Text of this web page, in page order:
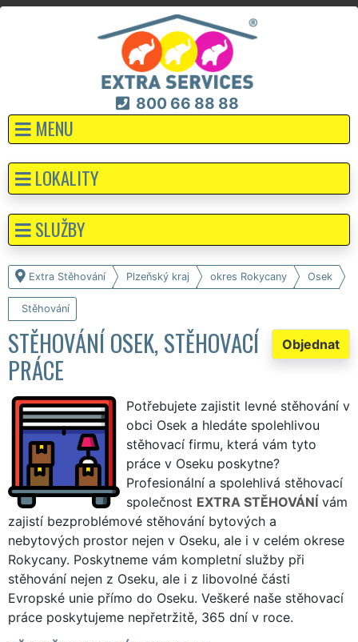
800 66 88 88
MENU
Extra Stěhování Plzeňský kraj okres Rokycany Osek
Stěhování
Objednat
STĚHOVÁNÍ OSEK, STĚHOVACÍ
PRÁCE
Potřebujete zajistit levné stěhování v
obci Osek a hledáte spolehlivou
stěhovací firmu, která vám tyto
práce v Oseku poskytne?
Profesionální a spolehlivá stěhovací
společnost EXTRA STĚHOVÁNÍ vám
zajistí bezproblémové stěhování bytových a
nebytových prostor nejen v Oseku, ale i v celém okrese
Rokycany. Poskytneme vám kompletní služby při
stěhování nejen z Oseku, ale i z libovolné části
Evropské unie přímo do Oseku. Veškeré naše stěhovací
práce poskytujeme nepřetržitě, 365 dní v roce.
LOKALITY
SLUŽBY